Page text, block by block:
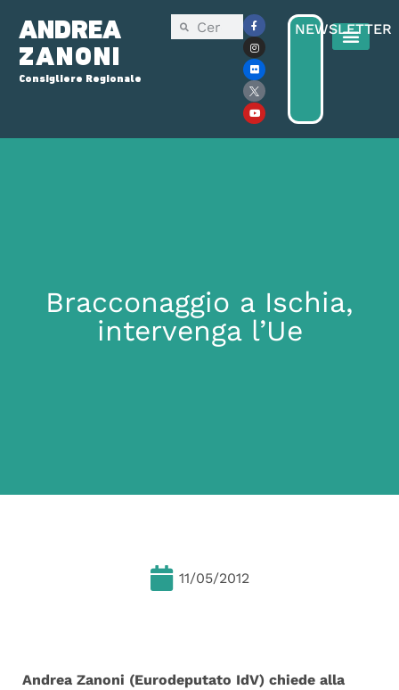
ANDREA
ZANONI
Consigliere Regionale
NEWSLETTER
Bracconaggio a Ischia,
intervenga l’Ue
11/05/2012
Andrea Zanoni (Eurodeputato IdV) chiede alla